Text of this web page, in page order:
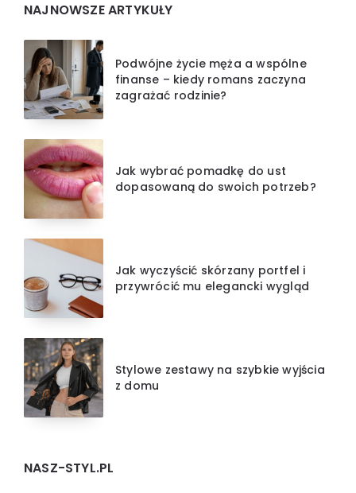
NAJNOWSZE ARTYKUŁY
Podwójne życie męża a wspólne
finanse – kiedy romans zaczyna
zagrażać rodzinie?
Jak wybrać pomadkę do ust
dopasowaną do swoich potrzeb?
Jak wyczyścić skórzany portfel i
przywrócić mu elegancki wygląd
Stylowe zestawy na szybkie wyjścia
z domu
NASZ-STYL.PL